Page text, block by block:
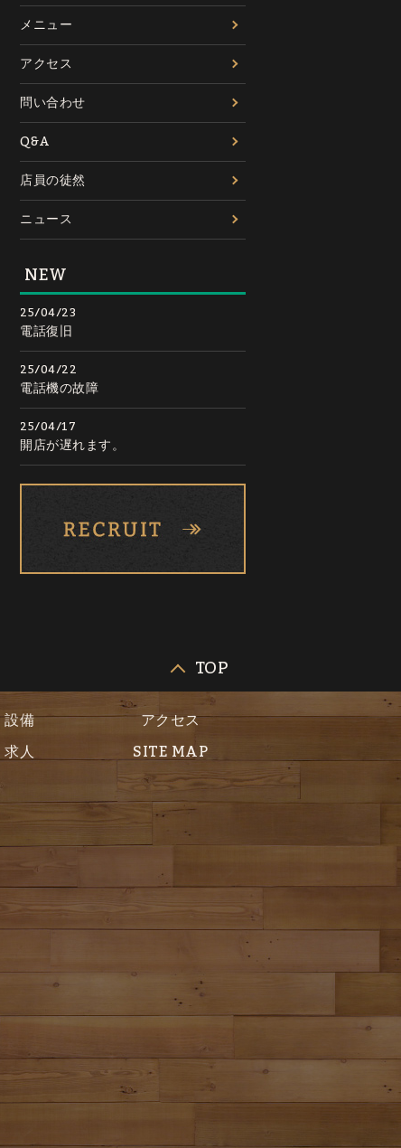
メニュー
アクセス
問い合わせ
Q&A
店員の徒然
ニュース
NEW
25/04/23
電話復旧
25/04/22
電話機の故障
25/04/17
開店が遅れます。
TOP
設備
アクセス
求人 SITE MAP